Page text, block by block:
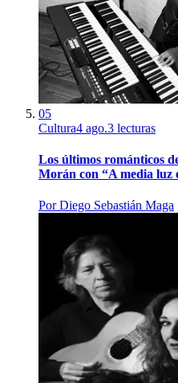
05
Cultura4 ago.3 lecturas
Los últimos románticos
Morán con “A media luz
PorDiego Sebastián Maga